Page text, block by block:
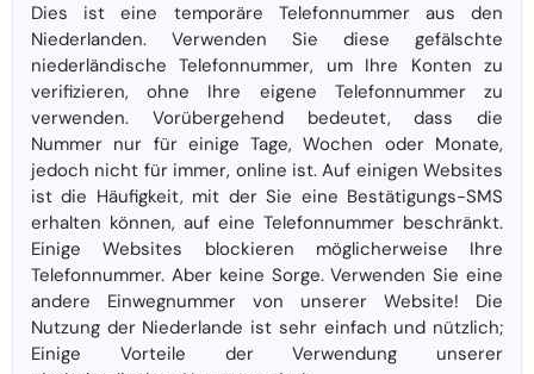
Dies ist eine temporäre Telefonnummer aus den
Niederlanden. Verwenden Sie diese gefälschte
niederländische Telefonnummer, um Ihre Konten zu
verifizieren, ohne Ihre eigene Telefonnummer zu
verwenden. Vorübergehend bedeutet, dass die
Nummer nur für einige Tage, Wochen oder Monate,
jedoch nicht für immer, online ist. Auf einigen Websites
ist die Häufigkeit, mit der Sie eine Bestätigungs-SMS
erhalten können, auf eine Telefonnummer beschränkt.
Einige Websites blockieren möglicherweise Ihre
Telefonnummer. Aber keine Sorge. Verwenden Sie eine
andere Einwegnummer von unserer Website! Die
Nutzung der Niederlande ist sehr einfach und nützlich;
Einige Vorteile der Verwendung unserer